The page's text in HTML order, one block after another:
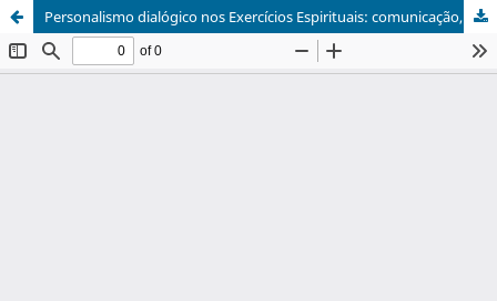
Personalismo dialógico nos Exercícios Espirituais: comunicação, graça, pecado, discernimento e amor